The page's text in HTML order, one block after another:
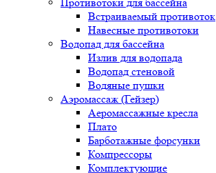
Встраиваемый противоток
Навесные противотоки
Водопад для бассейна
Излив для водопада
Водопад стеновой
Водяные пушки
Аэромассаж (Гейзер)
Аеромассажные кресла
Плато
Барботажные форсунки
Компрессоры
Комплектующие